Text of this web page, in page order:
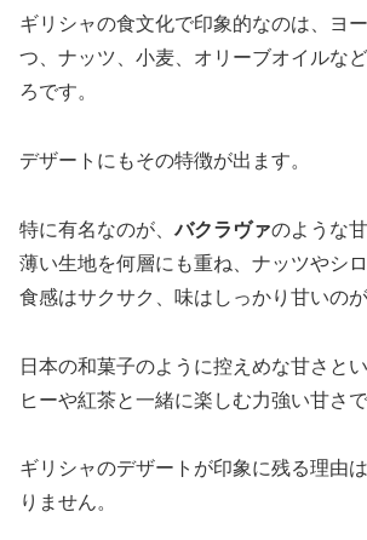
ギリシャの食文化で印象的なのは、ヨ
つ、ナッツ、小麦、オリーブオイルな
ろです。
デザートにもその特徴が出ます。
特に有名なのが、バクラヴァのような
薄い生地を何層にも重ね、ナッツやシ
食感はサクサク、味はしっかり甘いのが
日本の和菓子のように控えめな甘さと
ヒーや紅茶と一緒に楽しむ力強い甘さで
ギリシャのデザートが印象に残る理由
りません。